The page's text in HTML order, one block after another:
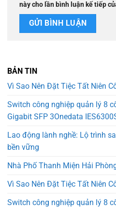
này cho lần bình luận kế tiếp
BẢN TIN
Vì Sao Nên Đặt Tiệc Tất Niên
Switch công nghiệp quản lý 8
Gigabit SFP 3Onedata
Lao động lành nghề: Lộ trình
bền vững
Nhà Phố Thanh Miện Hải
Vì Sao Nên Đặt Tiệc Tất Niên
Switch công nghiệp quản lý 8